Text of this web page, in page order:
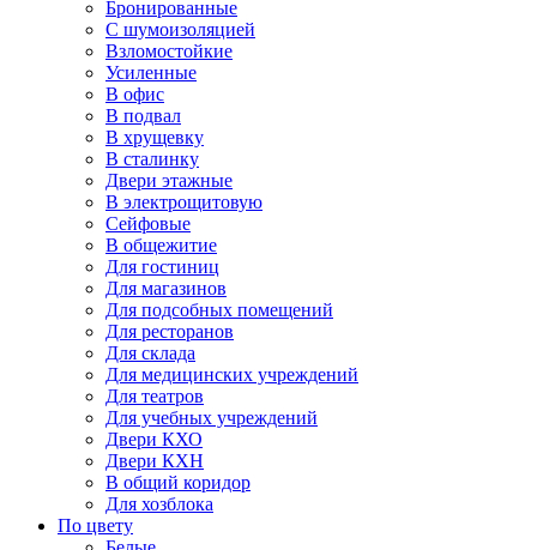
Бронированные
С шумоизоляцией
Взломостойкие
Усиленные
В офис
В подвал
В хрущевку
В сталинку
Двери этажные
В электрощитовую
Сейфовые
В общежитие
Для гостиниц
Для магазинов
Для подсобных помещений
Для ресторанов
Для склада
Для медицинских учреждений
Для театров
Для учебных учреждений
Двери КХО
Двери КХН
В общий коридор
Для хозблока
По цвету